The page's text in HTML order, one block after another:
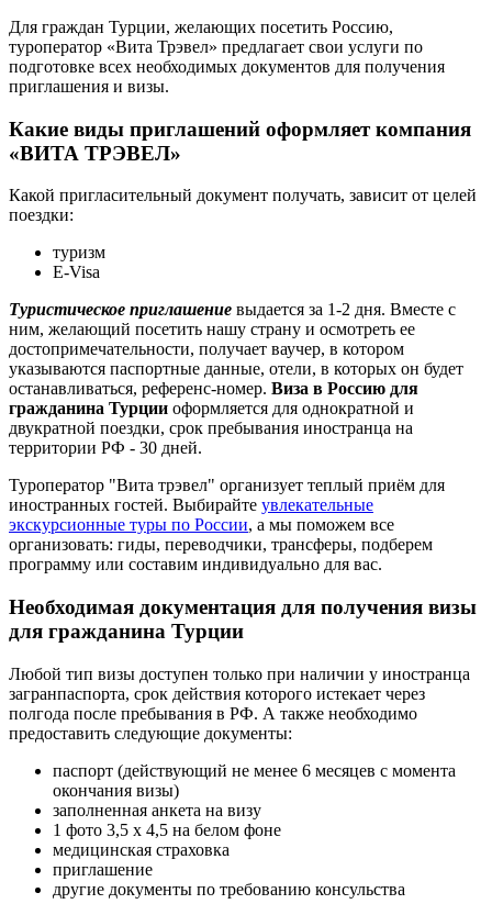
Для граждан Турции, желающих посетить Россию,
туроператор «Вита Трэвел» предлагает свои услуги по
подготовке всех необходимых документов для получения
приглашения и визы.
Какие виды приглашений оформляет компания
«ВИТА ТРЭВЕЛ»
Какой пригласительный документ получать, зависит от целей
поездки:
туризм
E-Visa
Туристическое приглашение выдается за 1-2 дня. Вместе с
ним, желающий посетить нашу страну и осмотреть ее
достопримечательности, получает ваучер, в котором
указываются паспортные данные, отели, в которых он будет
останавливаться, референс-номер. Виза в Россию для
гражданина Турции оформляется для однократной и
двукратной поездки, срок пребывания иностранца на
территории РФ - 30 дней.
Туроператор "Вита трэвел" организует теплый приём для
иностранных гостей. Выбирайте увлекательные
экскурсионные туры по России, а мы поможем все
организовать: гиды, переводчики, трансферы, подберем
программу или составим индивидуально для вас.
Необходимая документация для получения визы
для гражданина Турции
Любой тип визы доступен только при наличии у иностранца
загранпаспорта, срок действия которого истекает через
полгода после пребывания в РФ. А также необходимо
предоставить следующие документы:
паспорт (действующий не менее 6 месяцев с момента
окончания визы)
заполненная анкета на визу
1 фото 3,5 х 4,5 на белом фоне
медицинская страховка
приглашение
другие документы по требованию консульства